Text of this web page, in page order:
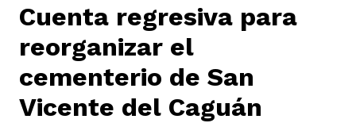
Cuenta regresiva para
reorganizar el
cementerio de San
Vicente del Caguán
de Atrato
armado
país